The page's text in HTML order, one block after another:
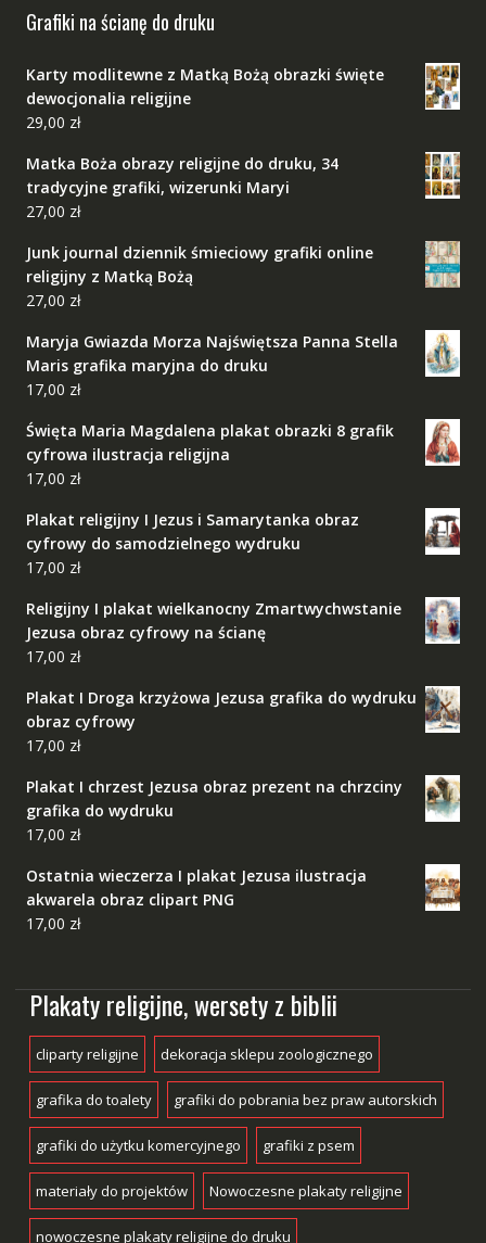
Grafiki na ścianę do druku
Karty modlitewne z Matką Bożą obrazki święte
dewocjonalia religijne
29,00 zł
Matka Boża obrazy religijne do druku, 34
tradycyjne grafiki, wizerunki Maryi
27,00 zł
Junk journal dziennik śmieciowy grafiki online
religijny z Matką Bożą
27,00 zł
Maryja Gwiazda Morza Najświętsza Panna Stella
Maris grafika maryjna do druku
17,00 zł
Święta Maria Magdalena plakat obrazki 8 grafik
cyfrowa ilustracja religijna
17,00 zł
Plakat religijny I Jezus i Samarytanka obraz
cyfrowy do samodzielnego wydruku
17,00 zł
Religijny I plakat wielkanocny Zmartwychwstanie
Jezusa obraz cyfrowy na ścianę
17,00 zł
Plakat I Droga krzyżowa Jezusa grafika do wydruku
obraz cyfrowy
17,00 zł
Plakat I chrzest Jezusa obraz prezent na chrzciny
grafika do wydruku
17,00 zł
Ostatnia wieczerza I plakat Jezusa ilustracja
akwarela obraz clipart PNG
17,00 zł
Plakaty religijne, wersety z biblii
cliparty religijne dekoracja sklepu zoologicznego
grafika do toalety grafiki do pobrania bez praw autorskich
grafiki do użytku komercyjnego grafiki z psem
materiały do projektów Nowoczesne plakaty religijne
nowoczesne plakaty religijne do druku